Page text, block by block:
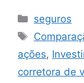
Categorias
seguros
Tags
ações,
corretora de